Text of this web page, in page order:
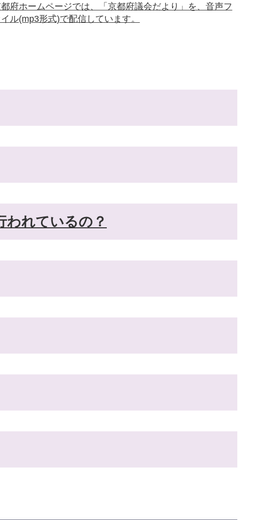
府ホームページでは、「京都府議会だより」を、音声フ
イル(mp3形式)で配信しています。
われているの？